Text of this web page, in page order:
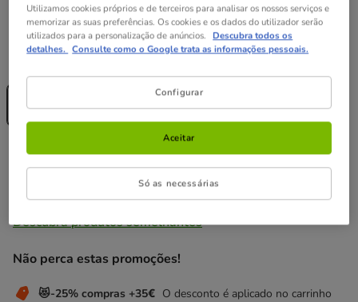
Capacidad:2 L
Sem Stock
29.99€
Não perca estas promoções!
😻-25% compras +35€ O desconto é aplicado no carrinho
Preço 29.99€
29.99€
Temporariamente sem stock
Descubra produtos semelhantes
Utilizamos cookies próprios e de terceiros para analisar os nossos serviços e
memorizar as suas preferências. Os cookies e os dados do utilizador serão
utilizados para a personalização de anúncios. Descubra todos os
detalhes. Consulte como o Google trata as informações pessoais.
Configurar
Só as necessárias
Aceitar